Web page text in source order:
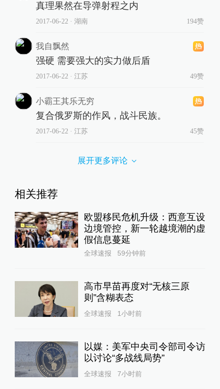
真理果然在导弹射程之内
2017-06-22 ∙ 湖南 194赞
我自飘然
强硬 需要强大的实力做后盾
2017-06-22 ∙ 江苏 49赞
小霸王其乐无穷
复合俄罗斯的作风，战斗民族。
2017-06-22 ∙ 江苏 45赞
展开更多评论
相关推荐
欧盟移民危机升级：西意互设
边境管控，新一轮越境潮的虚
假信息蔓延
全球速报 59分钟前
高市早苗再度对“无核三原
则”含糊表态
全球速报 1小时前
以媒：美军中央司令部司令访
以讨论“多战线局势”
全球速报 7小时前